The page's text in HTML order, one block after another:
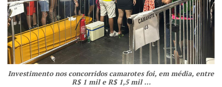
Investimento nos concorridos camarotes foi, em média, entre
R$ 1 mil e R$ 1,5 mil …